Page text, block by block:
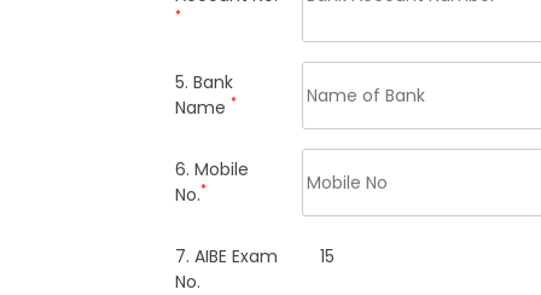
*
5. Bank
Name *
6. Mobile
No.*
7. AIBE Exam
No.
15